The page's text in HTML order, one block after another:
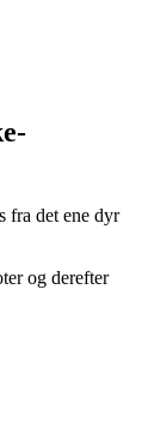
fra det ene dyr
og derefter